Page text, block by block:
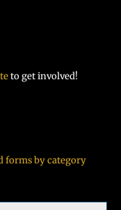
to get involved!
forms by category